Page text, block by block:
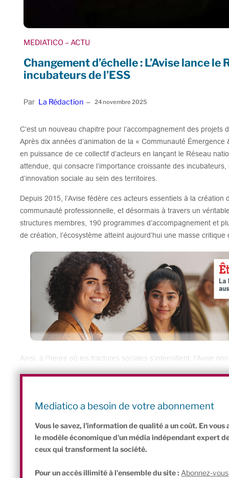
MEDIATICO – ACTU
Changement d’échelle : L’Avise lance le
incubateurs de l’ESS
Par La Rédaction – 24 novembre 2025
C’est un nouveau chapitre pour l’accompagnement des projets
Après dix années d’animation de la « Communauté Émergence
en puissance de ce collectif d’acteurs en lançant le Réseau
attendue, qui consacre l’importance croissante des
d’innovation sociale au sein des territoires.
Depuis 2015, l’Avise fédère ces acteurs essentiels à la création
communauté professionnelle, et désormais à travers un
structures membres, 190 programmes d’accompagnement et
de création, l’écosystème atteint aujourd’hui une masse
Ainsi, à l’heure où les fractures sociales s’intensifient, l’Avise
qui recréent du lien et du pouvoir d’agir – elle vient d’ailleurs
Mediatico a besoin de votre abonnement
Vous le savez, l'information de qualité a un coût. En
le modèle économique d'un média indépendant expert
ceux qui transforment la société.
Pour un accès illimité à l'ensemble du site : Abonnez-vous